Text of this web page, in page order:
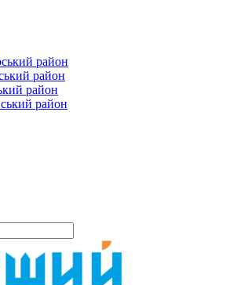
район
район
район
район